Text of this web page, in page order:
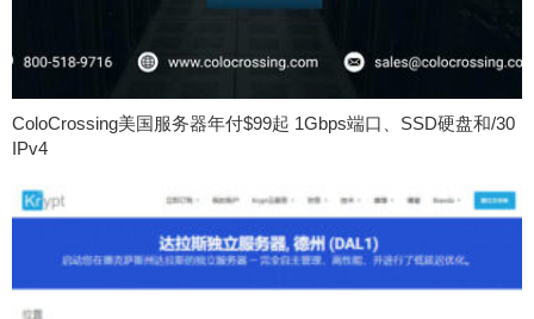
ColoCrossing美国服务器年付$99起 1Gbps端口、SSD硬盘和/30
IPv4